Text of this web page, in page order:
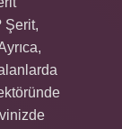
Şerit,